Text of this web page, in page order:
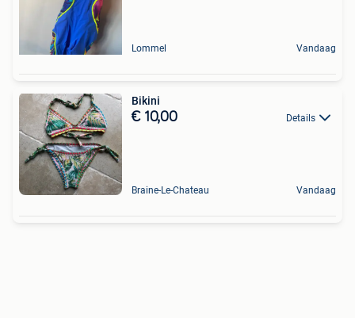
Lommel Vandaag
Bikini
€ 10,00 Details
Braine-Le-Chateau Vandaag